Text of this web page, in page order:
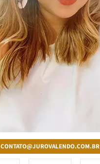
CONTATO@JUROVALENDO.COM.BR